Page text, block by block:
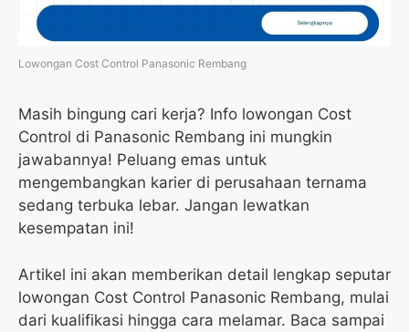
Lowongan Cost Control Panasonic Rembang
Masih bingung cari kerja? Info lowongan Cost
Control di Panasonic Rembang ini mungkin
jawabannya! Peluang emas untuk
mengembangkan karier di perusahaan ternama
sedang terbuka lebar. Jangan lewatkan
kesempatan ini!
Artikel ini akan memberikan detail lengkap seputar
lowongan Cost Control Panasonic Rembang, mulai
dari kualifikasi hingga cara melamar. Baca sampai